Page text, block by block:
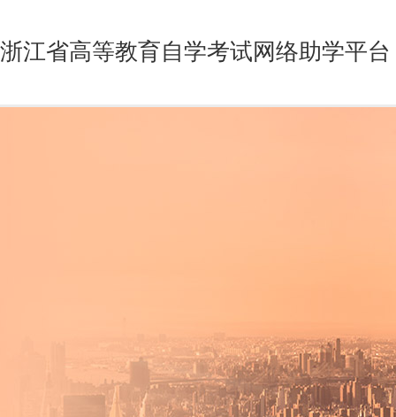
浙江省高等教育自学考试网络助学平台